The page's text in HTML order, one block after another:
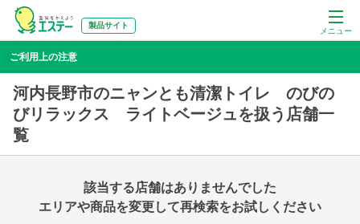
メニュー
製品サイト
ご利用上の注意
河内長野市のニャンとも清潔トイレ のびの
びリラックス ライトベージュを扱う店舗一
覧
該当する店舗はありませんでした
エリアや商品を変更して再検索をお試しください